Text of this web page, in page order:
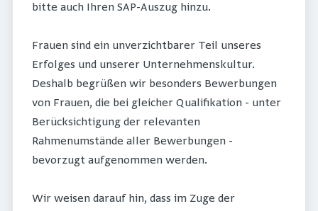
bitte auch Ihren SAP-Auszug hinzu.
Frauen sind ein unverzichtbarer Teil unseres
Erfolges und unserer Unternehmenskultur.
Deshalb begrüßen wir besonders Bewerbungen
von Frauen, die bei gleicher Qualifikation - unter
Berücksichtigung der relevanten
Rahmenumstände aller Bewerbungen -
bevorzugt aufgenommen werden.
Wir weisen darauf hin, dass im Zuge der